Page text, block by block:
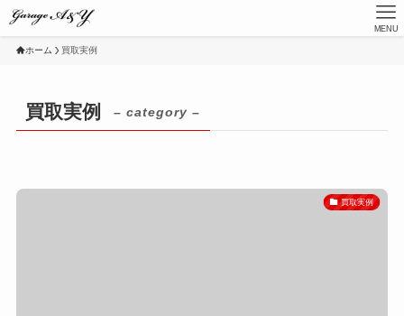
MENU
ホーム 買取実例
買取実例 – category –
買取実例